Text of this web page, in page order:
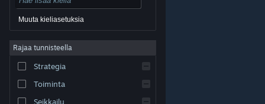
© Valve Corporation. Kaikki oikeudet pidätetään. Kaikki
Yhdysvalloissa ja kaikkialla maailmassa.
Helppokäyttötoiminnot
Hyvitykset|Evästeet
Muuta kieliasetuksia
Rajaa tunnisteella
Strategia
Toiminta
Seikkailu